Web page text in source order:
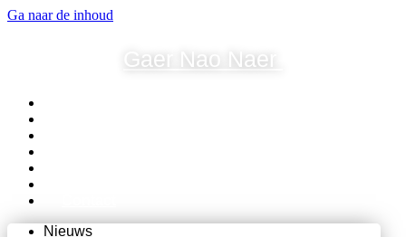
Ga naar de inhoud
Gaer Nao Naer
Nieuws